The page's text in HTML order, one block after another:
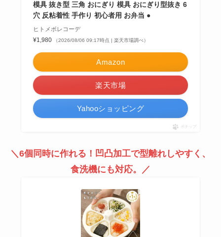
模具 抜き型 三角 おにぎり 模具 おにぎり型抜き 6
穴 反粘着性 手作り 初心者用 お弁当 ●
ヒトメボレコーデ
¥1,980
（2026/08/06 09:17時点 | 楽天市場調べ）
Amazon
楽天市場
Yahooショッピング
ポチップ
＼6個同時に作れる！凹凸加工で型離れしやすく、
食洗機にも対応。／